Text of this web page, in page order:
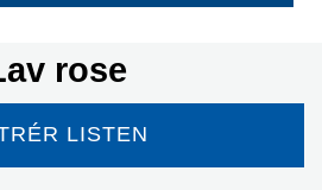
rose
LISTEN